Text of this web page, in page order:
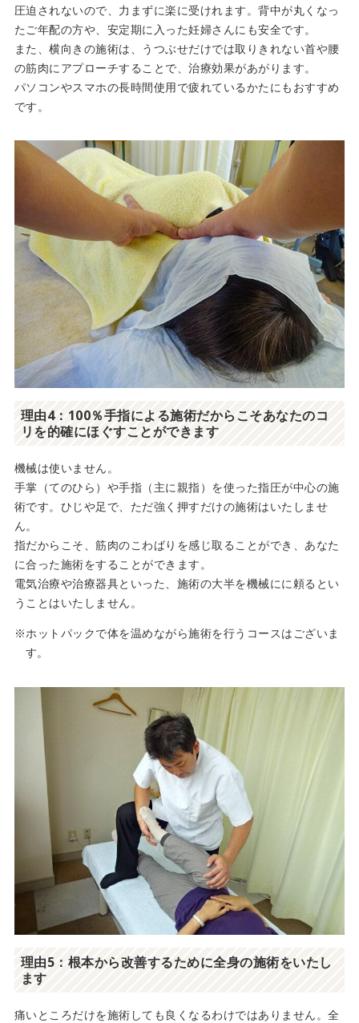
圧迫されないので、力まずに楽に受けれます。背中が丸くなっ
たご年配の方や、安定期に入った妊婦さんにも安全です。
また、横向きの施術は、うつぶせだけでは取りきれない首や腰
の筋肉にアプローチすることで、治療効果があがります。
パソコンやスマホの長時間使用で疲れているかたにもおすすめ
です。
理由4：100％手指による施術だからこそあなたのコ
リを的確にほぐすことができます
機械は使いません。
手掌（てのひら）や手指（主に親指）を使った指圧が中心の施
術です。ひじや足で、ただ強く押すだけの施術はいたしませ
ん。
指だからこそ、筋肉のこわばりを感じ取ることができ、あなた
に合った施術をすることができます。
電気治療や治療器具といった、施術の大半を機械にに頼るとい
うことはいたしません。
ホットパックで体を温めながら施術を行うコースはございま
す。
理由5：根本から改善するために全身の施術をいたし
ます
痛いところだけを施術しても良くなるわけではありません。全